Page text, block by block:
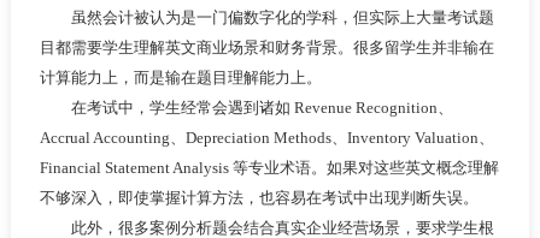
虽然会计被认为是一门偏数字化的学科，但实际上大量考试题
目都需要学生理解英文商业场景和财务背景。很多留学生并非输在
计算能力上，而是输在题目理解能力上。
在考试中，学生经常会遇到诸如 Revenue Recognition、
Accrual Accounting、Depreciation Methods、Inventory Valuation、
Financial Statement Analysis 等专业术语。如果对这些英文概念理解
不够深入，即使掌握计算方法，也容易在考试中出现判断失误。
此外，很多案例分析题会结合真实企业经营场景，要求学生根